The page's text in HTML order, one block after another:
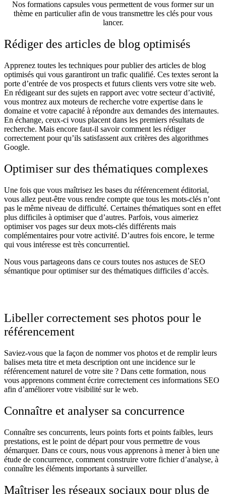
Nos formations capsules vous permettent de vous former sur un
thème en particulier afin de vous transmettre les clés pour vous
lancer.
Rédiger des articles de blog optimisés
Apprenez toutes les techniques pour publier des articles de blog
optimisés qui vous garantiront un trafic qualifié. Ces textes seront la
porte d’entrée de vos prospects et futurs clients vers votre site web.
En rédigeant sur des sujets en rapport avec votre secteur d’activité,
vous montrez aux moteurs de recherche votre expertise dans le
domaine et votre capacité à répondre aux demandes des internautes.
En échange, ceux-ci vous placent dans les premiers résultats de
recherche. Mais encore faut-il savoir comment les rédiger
correctement pour qu’ils satisfassent aux critères des algorithmes
Google.
Optimiser sur des thématiques complexes
Une fois que vous maîtrisez les bases du référencement éditorial,
vous allez peut-être vous rendre compte que tous les mots-clés n’ont
pas le même niveau de difficulté. Certaines thématiques sont en effet
plus difficiles à optimiser que d’autres. Parfois, vous aimeriez
optimiser vos pages sur deux mots-clés différents mais
complémentaires pour votre activité. D’autres fois encore, le terme
qui vous intéresse est très concurrentiel.
Nous vous partageons dans ce cours toutes nos astuces de SEO
sémantique pour optimiser sur des thématiques difficiles d’accès.
Libeller correctement ses photos pour le
référencement
Saviez-vous que la façon de nommer vos photos et de remplir leurs
balises meta titre et meta description ont une incidence sur le
référencement naturel de votre site ? Dans cette formation, nous
vous apprenons comment écrire correctement ces informations SEO
afin d’améliorer votre visibilité sur le web.
Connaître et analyser sa concurrence
Connaître ses concurrents, leurs points forts et points faibles, leurs
prestations, est le point de départ pour vous permettre de vous
démarquer. Dans ce cours, nous vous apprenons à mener à bien une
étude de concurrence, comment construire votre fichier d’analyse, à
connaître les éléments importants à surveiller.
Maîtriser les réseaux sociaux pour plus de